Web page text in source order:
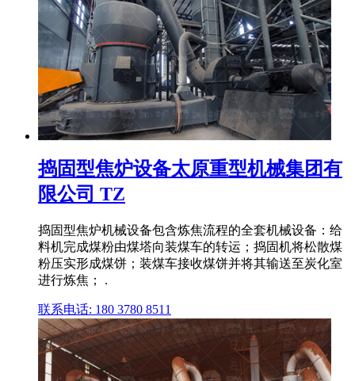
捣固型焦炉设备太原重型机械集团有
限公司 TZ
捣固型焦炉机械设备包含炼焦流程的全套机械设备：给
料机完成煤粉由煤塔向装煤车的转运；捣固机将松散煤
粉压实形成煤饼；装煤车接收煤饼并将其输送至炭化室
进行炼焦； .
联系电话: 180 3780 8511